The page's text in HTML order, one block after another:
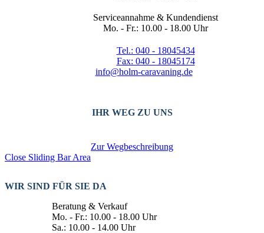
Serviceannahme & Kundendienst
Mo. - Fr.: 10.00 - 18.00 Uhr
Tel.: 040 - 18045434
Fax: 040 - 18045174
info@holm-caravaning.de
IHR WEG ZU UNS
Zur Wegbeschreibung
Close Sliding Bar Area
WIR SIND FÜR SIE DA
Beratung & Verkauf
Mo. - Fr.: 10.00 - 18.00 Uhr
Sa.: 10.00 - 14.00 Uhr